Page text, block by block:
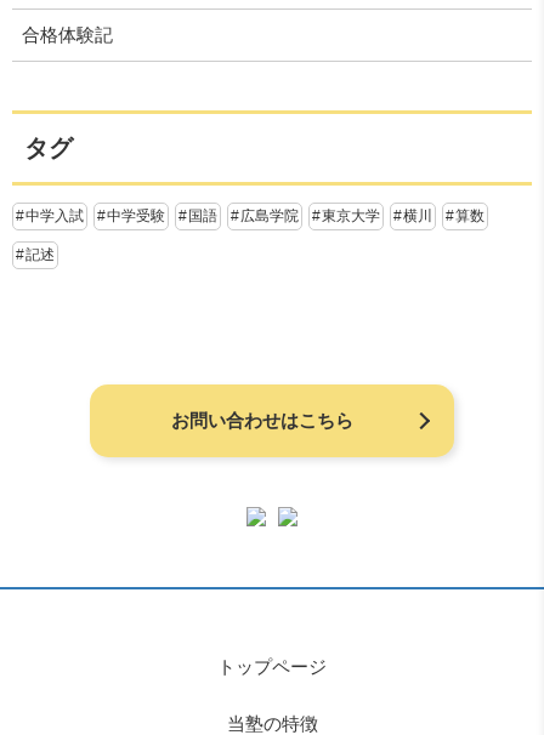
合格体験記
タグ
中学入試 中学受験 国語 広島学院 東京大学 横川 算数
記述
お問い合わせはこちら
トップページ
当塾の特徴